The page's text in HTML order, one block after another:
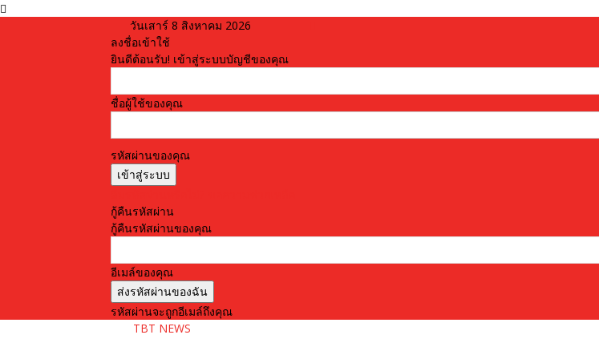
วันเสาร์ 8 สิงหาคม 2026
ลงชื่อเข้าใช้
ยินดีต้อนรับ! เข้าสู่ระบบบัญชีของคุณ
ชื่อผู้ใช้ของคุณ
รหัสผ่านของคุณ
กู้คืนรหัสผ่าน
กู้คืนรหัสผ่านของคุณ
อีเมล์ของคุณ
รหัสผ่านจะถูกอีเมล์ถึงคุณ
TBT NEWS